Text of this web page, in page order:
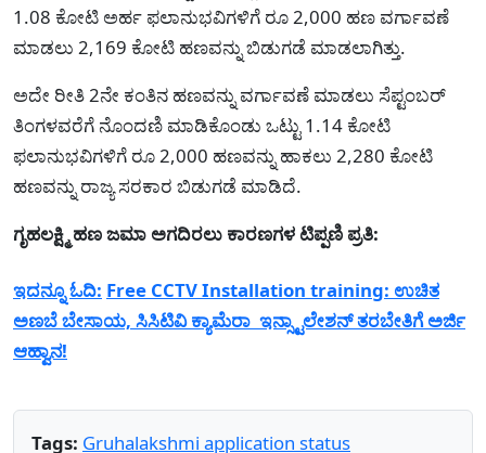
1.08 ಕೋಟಿ ಅರ್ಹ ಫಲಾನುಭವಿಗಳಿಗೆ ರೂ 2,000 ಹಣ ವರ್ಗಾವಣೆ
ಮಾಡಲು 2,169 ಕೋಟಿ ಹಣವನ್ನು ಬಿಡುಗಡೆ ಮಾಡಲಾಗಿತ್ತು.
ಅದೇ ರೀತಿ 2ನೇ ಕಂತಿನ ಹಣವನ್ನು ವರ್ಗಾವಣೆ ಮಾಡಲು ಸೆಪ್ಟಂಬರ್
ತಿಂಗಳವರೆಗೆ ನೊಂದಣಿ ಮಾಡಿಕೊಂಡು ಒಟ್ಟು 1.14 ಕೋಟಿ
ಫಲಾನುಭವಿಗಳಿಗೆ ರೂ 2,000 ಹಣವನ್ನು ಹಾಕಲು 2,280 ಕೋಟಿ
ಹಣವನ್ನು ರಾಜ್ಯ ಸರಕಾರ ಬಿಡುಗಡೆ ಮಾಡಿದೆ.
ಗೃಹಲಕ್ಷ್ಮಿ ಹಣ ಜಮಾ ಅಗದಿರಲು ಕಾರಣಗಳ ಟಿಪ್ಪಣಿ ಪ್ರತಿ:
ಇದನ್ನೂ ಓದಿ: Free CCTV Installation training: ಉಚಿತ
ಅಣಬೆ ಬೇಸಾಯ, ಸಿಸಿಟಿವಿ ಕ್ಯಾಮೆರಾ ಇನ್ಸ್ಟಾಲೇಶನ್ ತರಬೇತಿಗೆ ಅರ್ಜಿ
ಆಹ್ವಾನ!
Tags: Gruhalakshmi application status